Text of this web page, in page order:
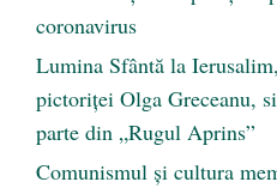
coronavirus
Lumina Sfântă la
pictoriței Olga Greceanu,
parte din „Rugul Aprins”
Comunismul şi cultura